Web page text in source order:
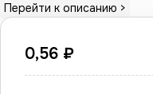
0,56 ₽
Перейти к описанию >